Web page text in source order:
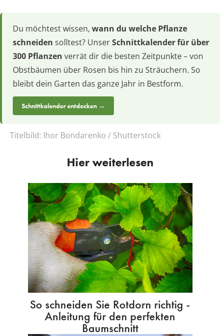
Du möchtest wissen, wann du welche Pflanze
schneiden solltest? UnserSchnittkalender für über
300 Pflanzen verrät dir die besten Zeitpunkte – von
Obstbäumen über Rosen bis hin zu Sträuchern. So
bleibt dein Garten das ganze Jahr in Bestform.
Schnittkalender entdecken →
Titelbild: Ihor Bondarenko / Shutterstock
Hier weiterlesen
So schneiden Sie Rotdorn richtig -
Anleitung für den perfekten
Baumschnitt